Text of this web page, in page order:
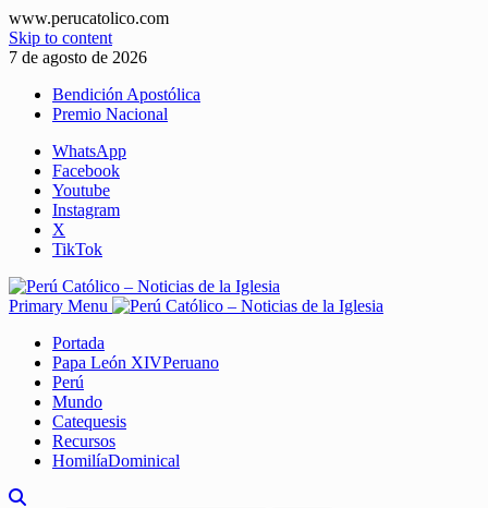
www.perucatolico.com
Skip to content
7 de agosto de 2026
Bendición Apostólica
Premio Nacional
WhatsApp
Facebook
Youtube
Instagram
X
TikTok
Primary Menu
Portada
Papa León XIVPeruano
Perú
Mundo
Catequesis
Recursos
HomilíaDominical